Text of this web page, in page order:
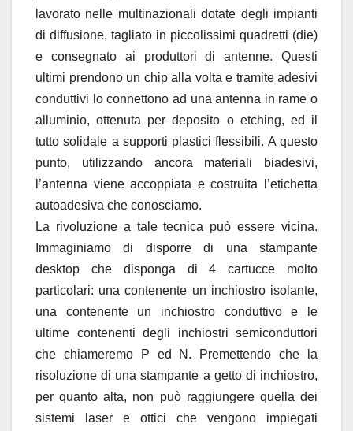
lavorato nelle multinazionali dotate degli impianti
di diffusione, tagliato in piccolissimi quadretti (die)
e consegnato ai produttori di antenne. Questi
ultimi prendono un chip alla volta e tramite adesivi
conduttivi lo connettono ad una antenna in rame o
alluminio, ottenuta per deposito o etching, ed il
tutto solidale a supporti plastici flessibili. A questo
punto, utilizzando ancora materiali biadesivi,
l’antenna viene accoppiata e costruita l’etichetta
autoadesiva che conosciamo.
La rivoluzione a tale tecnica può essere vicina.
Immaginiamo di disporre di una stampante
desktop che disponga di 4 cartucce molto
particolari: una contenente un inchiostro isolante,
una contenente un inchiostro conduttivo e le
ultime contenenti degli inchiostri semiconduttori
che chiameremo P ed N. Premettendo che la
risoluzione di una stampante a getto di inchiostro,
per quanto alta, non può raggiungere quella dei
sistemi laser e ottici che vengono impiegati